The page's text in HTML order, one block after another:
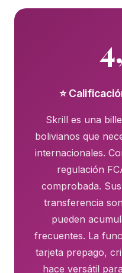
⭐
Skrill es una
bolivianos que
internacionales.
regulación
comprobada.
transferencia
pueden
frecuentes. La
tarjeta prepago,
hace versátil